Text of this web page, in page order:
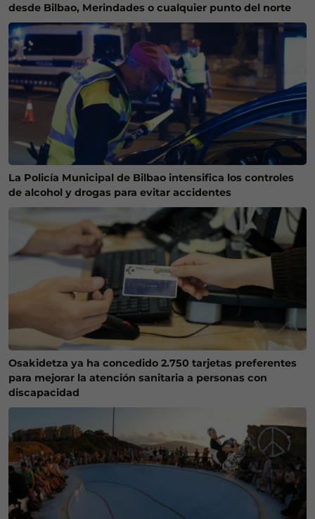
desde Bilbao, Merindades o cualquier punto del norte
La Policía Municipal de Bilbao intensifica los controles
de alcohol y drogas para evitar accidentes
Osakidetza ya ha concedido 2.750 tarjetas preferentes
para mejorar la atención sanitaria a personas con
discapacidad